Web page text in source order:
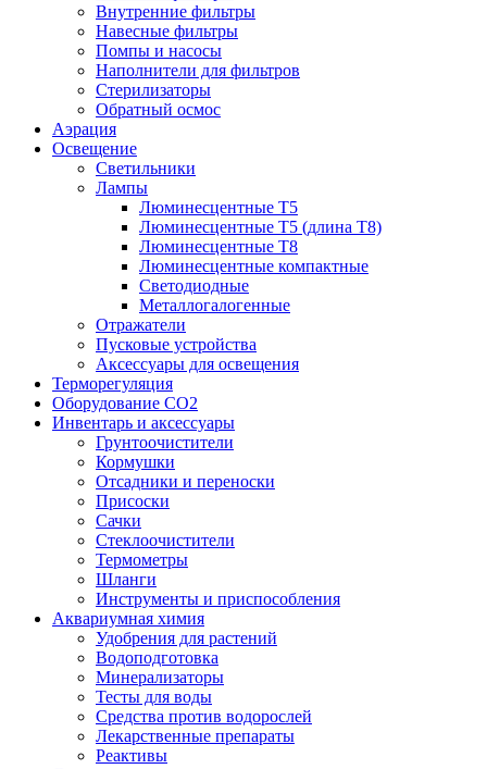
Внутренние фильтры
Навесные фильтры
Помпы и насосы
Наполнители для фильтров
Стерилизаторы
Обратный осмос
Аэрация
Освещение
Светильники
Лампы
Люминесцентные T5
Люминесцентные T5 (длина T8)
Люминесцентные T8
Люминесцентные компактные
Светодиодные
Металлогалогенные
Отражатели
Пусковые устройства
Аксессуары для освещения
Терморегуляция
Оборудование CO2
Инвентарь и аксессуары
Грунтоочистители
Кормушки
Отсадники и переноски
Присоски
Сачки
Стеклоочистители
Термометры
Шланги
Инструменты и приспособления
Аквариумная химия
Удобрения для растений
Водоподготовка
Минерализаторы
Тесты для воды
Средства против водорослей
Лекарственные препараты
Реактивы